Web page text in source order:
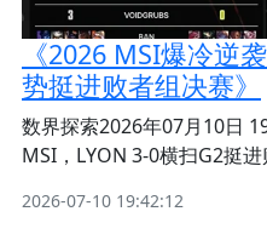
《2026 MSI爆冷逆
势挺进败者组决赛》
数界探索2026年07月10日
MSI，LYON 3-0横扫G2挺进
2026-07-10 19:42:12